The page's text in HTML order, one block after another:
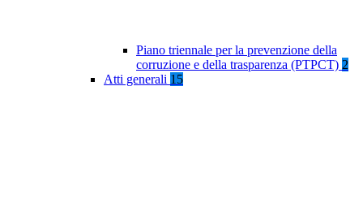
Piano triennale per la prevenzione della
corruzione e della trasparenza (PTPCT) 2
Atti generali 15